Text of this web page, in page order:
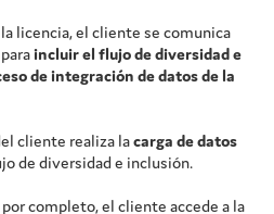
licencia, el cliente se comunica
incluir el flujo de diversidad e
de integración de datos de la
cliente realiza lacarga de datos
de diversidad e inclusión.
completo, el cliente accede a la